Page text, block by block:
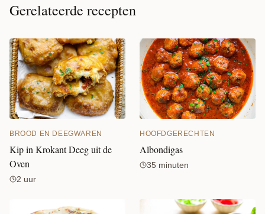
Gerelateerde recepten
BROOD EN DEEGWAREN
Kip in Krokant Deeg uit de
Oven
2 uur
HOOFDGERECHTEN
Albondigas
35 minuten